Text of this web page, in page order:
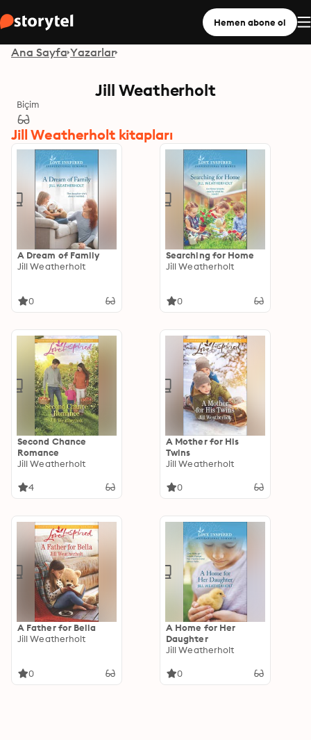
Hemen abone ol
Ana Sayfa Yazarlar
Jill Weatherholt
Biçim
Jill Weatherholt kitapları
A Dream of Family
Jill Weatherholt
0
Searching for Home
Jill Weatherholt
0
Second Chance
Romance
Jill Weatherholt
4
A Mother for His
Twins
Jill Weatherholt
0
A Father for Bella
Jill Weatherholt
0
A Home for Her
Daughter
Jill Weatherholt
0